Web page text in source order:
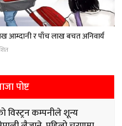
आम्दानी र पाँच लाख बचत अनिवार्य
पोष्ट
विस्ट्रन कम्पनीले शून्य